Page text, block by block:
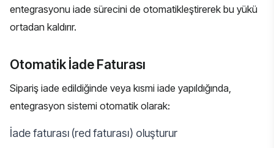
entegrasyonu iade sürecini de otomatikleştirerek bu yükü
ortadan kaldırır.
Otomatik İade Faturası
Sipariş iade edildiğinde veya kısmi iade yapıldığında,
entegrasyon sistemi otomatik olarak:
İade faturası (red faturası) oluşturur